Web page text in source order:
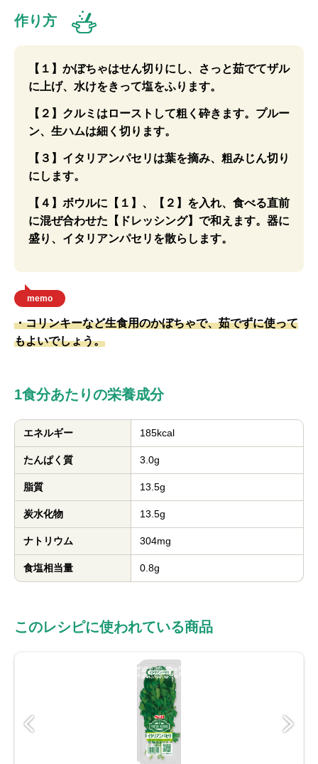
作り方
【１】かぼちゃはせん切りにし、さっと茹でてザル
に上げ、水けをきって塩をふります。
【２】クルミはローストして粗く砕きます。プルー
ン、生ハムは細く切ります。
【３】イタリアンパセリは葉を摘み、粗みじん切り
にします。
【４】ボウルに【１】、【２】を入れ、食べる直前
に混ぜ合わせた【ドレッシング】で和えます。器に
盛り、イタリアンパセリを散らします。
memo
・コリンキーなど生食用のかぼちゃで、茹でずに使って
もよいでしょう。
1食分あたりの栄養成分
エネルギー 185kcal
たんぱく質 3.0g
脂質 13.5g
炭水化物 13.5g
ナトリウム 304mg
食塩相当量 0.8g
このレシピに使われている商品